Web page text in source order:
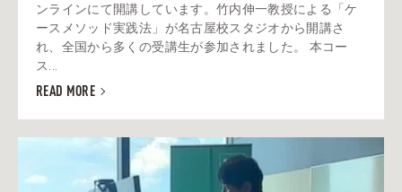
ンラインにて開講しています。竹内伸一教授による「ケ
ースメソッド実践法」が名古屋校スタジオから開講さ
れ、全国から多くの受講生が参加されました。 本コー
ス...
READ MORE